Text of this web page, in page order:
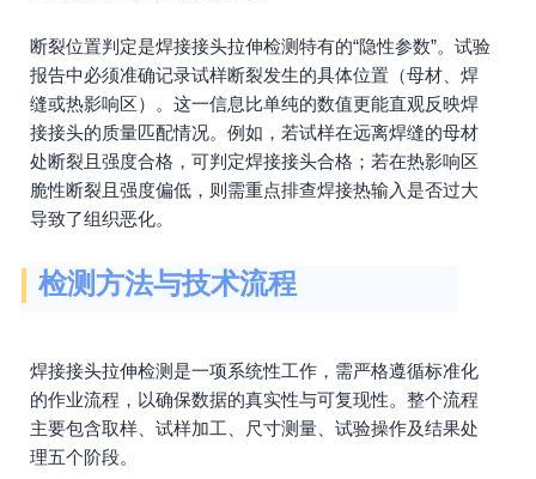
断裂位置判定是焊接接头拉伸检测特有的“隐性参数”。试验
报告中必须准确记录试样断裂发生的具体位置（母材、焊
缝或热影响区）。这一信息比单纯的数值更能直观反映焊
接接头的质量匹配情况。例如，若试样在远离焊缝的母材
处断裂且强度合格，可判定焊接接头合格；若在热影响区
脆性断裂且强度偏低，则需重点排查焊接热输入是否过大
导致了组织恶化。
检测方法与技术流程
焊接接头拉伸检测是一项系统性工作，需严格遵循标准化
的作业流程，以确保数据的真实性与可复现性。整个流程
主要包含取样、试样加工、尺寸测量、试验操作及结果处
理五个阶段。